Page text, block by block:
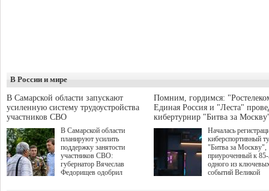
В России и мире
В Самарской области запускают
усиленную систему трудоустройства
участников СВО
В Самарской области
планируют усилить
поддержку занятости
участников СВО:
губернатор Вячеслав
Федорищев одобрил
Помним, гордимся:
Единая Россия и "Леста"
кибертурнир "Битва за
Началась
киберспортивный
"Битва за Москву",
приуроченный к
одного из
событий Великой